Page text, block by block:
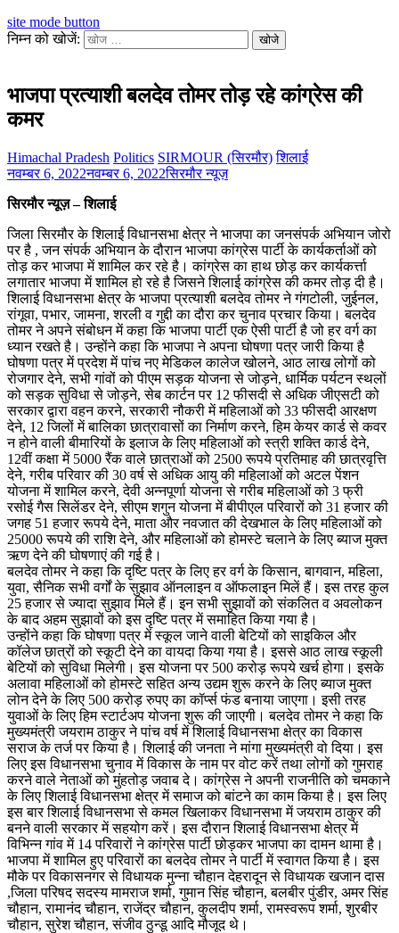
site mode button
निम्न को खोजें:
भाजपा प्रत्याशी बलदेव तोमर तोड़ रहे कांग्रेस की
कमर
Himachal Pradesh Politics SIRMOUR (सिरमौर) शिलाई
नवम्बर 6, 2022नवम्बर 6, 2022सिरमौर न्यूज़
सिरमौर न्यूज़ – शिलाई
जिला सिरमौर के शिलाई विधानसभा क्षेत्र ने भाजपा का जनसंपर्क अभियान जोरो
पर है , जन संपर्क अभियान के दौरान भाजपा कांग्रेस पार्टी के कार्यकर्ताओं को
तोड़ कर भाजपा में शामिल कर रहे है। कांग्रेस का हाथ छोड़ कर कार्यकर्त्ता
लगातार भाजपा में शामिल हो रहे है जिसने शिलाई कांग्रेस की कमर तोड़ दी है।
शिलाई विधानसभा क्षेत्र के भाजपा प्रत्याशी बलदेव तोमर ने गंगटोली, जुईनल,
रांगूवा, पभार, जामना, शरली व गुद्दी का दौरा कर चुनाव प्रचार किया। बलदेव
तोमर ने अपने संबोधन में कहा कि भाजपा पार्टी एक ऐसी पार्टी है जो हर वर्ग का
ध्यान रखते है। उन्होंने कहा कि भाजपा ने अपना घोषणा पत्र जारी किया है
घोषणा पत्र में प्रदेश में पांच नए मेडिकल कालेज खोलने, आठ लाख लोगों को
रोजगार देने, सभी गांवों को पीएम सड़क योजना से जोड़ने, धार्मिक पर्यटन स्थलों
को सड़क सुविधा से जोड़ने, सेब कार्टन पर 12 फीसदी से अधिक जीएसटी को
सरकार द्वारा वहन करने, सरकारी नौकरी में महिलाओं को 33 फीसदी आरक्षण
देने, 12 जिलों में बालिका छात्रावासों का निर्माण करने, हिम केयर कार्ड से कवर
न होने वाली बीमारियों के इलाज के लिए महिलाओं को स्त्री शक्ति कार्ड देने,
12वीं कक्षा में 5000 रैंक वाले छात्राओं को 2500 रूपये प्रतिमाह की छात्रवृत्ति
देने, गरीब परिवार की 30 वर्ष से अधिक आयु की महिलाओं को अटल पेंशन
योजना में शामिल करने, देवी अन्नपूर्णा योजना से गरीब महिलाओं को 3 फ्री
रसोई गैस सिलेंडर देने, सीएम शगुन योजना में बीपीएल परिवारों को 31 हजार की
जगह 51 हजार रूपये देने, माता और नवजात की देखभाल के लिए महिलाओं को
25000 रूपये की राशि देने, और महिलाओं को होमस्टे चलाने के लिए ब्याज मुक्त
ऋण देने की घोषणाएं की गई है।
बलदेव तोमर ने कहा कि दृष्टि पत्र के लिए हर वर्ग के किसान, बागवान, महिला,
युवा, सैनिक सभी वर्गों के सुझाव ऑनलाइन व ऑफलाइन मिलें हैं। इस तरह कुल
25 हजार से ज्यादा सुझाव मिले हैं। इन सभी सुझावों को संकलित व अवलोकन
के बाद अहम सुझावों को इस दृष्टि पत्र में समाहित किया गया है।
उन्होंने कहा कि घोषणा पत्र में स्कूल जाने वाली बेटियों को साइकिल और
कॉलेज छात्रों को स्कूटी देने का वायदा किया गया है। इससे आठ लाख स्कूली
बेटियों को सुविधा मिलेगी। इस योजना पर 500 करोड़ रूपये खर्च होगा। इसके
अलावा महिलाओं को होमस्टे सहित अन्य उद्यम शुरू करने के लिए ब्याज मुक्त
लोन देने के लिए 500 करोड़ रुपए का कॉर्प्स फंड बनाया जाएगा। इसी तरह
युवाओं के लिए हिम स्टार्टअप योजना शुरू की जाएगी। बलदेव तोमर ने कहा कि
मुख्यमंत्री जयराम ठाकुर ने पांच वर्ष में शिलाई विधानसभा क्षेत्र का विकास
सराज के तर्ज पर किया है। शिलाई की जनता ने मांगा मुख्यमंत्री वो दिया। इस
लिए इस विधानसभा चुनाव में विकास के नाम पर वोट करें तथा लोगों को गुमराह
करने वाले नेताओं को मुंहतोड़ जवाब दे। कांग्रेस ने अपनी राजनीति को चमकाने
के लिए शिलाई विधानसभा क्षेत्र में समाज को बांटने का काम किया है। इस लिए
इस बार शिलाई विधानसभा से कमल खिलाकर विधानसभा में जयराम ठाकुर की
बनने वाली सरकार में सहयोग करें। इस दौरान शिलाई विधानसभा क्षेत्र में
विभिन्न गांव में 14 परिवारों ने कांग्रेस पार्टी छोड़कर भाजपा का दामन थामा है।
भाजपा में शामिल हुए परिवारों का बलदेव तोमर ने पार्टी में स्वागत किया है। इस
मौके पर विकासनगर से विधायक मुन्ना चौहान देहरादून से विधायक खजान दास
,जिला परिषद सदस्य मामराज शर्मा, गुमान सिंह चौहान, बलबीर पुंडीर, अमर सिंह
चौहान, रामानंद चौहान, राजेंद्र चौहान, कुलदीप शर्मा, रामस्वरूप शर्मा, शुरबीर
चौहान, सुरेश चौहान, संजीव ठुन्डू आदि मौजूद थे।